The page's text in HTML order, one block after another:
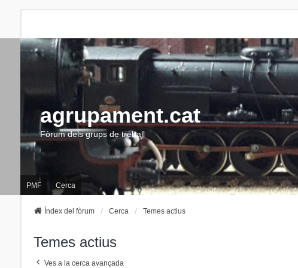
agrupament.cat
Fòrum dels grups de treball
PMF Cerca
Índex del fòrum Cerca Temes actius
Temes actius
Ves a la cerca avançada